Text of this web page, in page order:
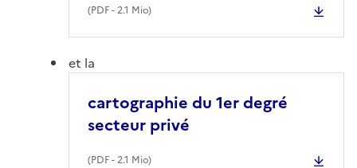
(PDF- 2.1 Mio)
et la
cartographie du 1er degré
secteur privé
(PDF- 2.1 Mio)